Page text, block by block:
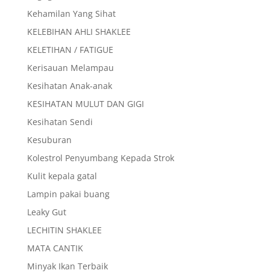
Kehamilan Yang Sihat
KELEBIHAN AHLI SHAKLEE
KELETIHAN / FATIGUE
Kerisauan Melampau
Kesihatan Anak-anak
KESIHATAN MULUT DAN GIGI
Kesihatan Sendi
Kesuburan
Kolestrol Penyumbang Kepada Strok
Kulit kepala gatal
Lampin pakai buang
Leaky Gut
LECHITIN SHAKLEE
MATA CANTIK
Minyak Ikan Terbaik